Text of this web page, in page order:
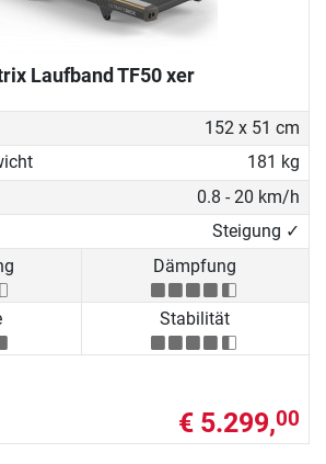
Laufband TF50 xer
152 x 51 cm
181 kg
0.8 - 20 km/h
Steigung ✓
Dämpfung
Stabilität
€ 5.299,00